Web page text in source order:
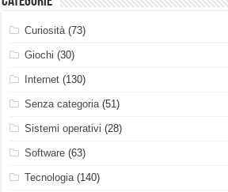
Curiosità(73)
Giochi (30)
Internet (130)
Senza categoria(51)
Sistemi operativi (28)
Software (63)
Tecnologia(140)